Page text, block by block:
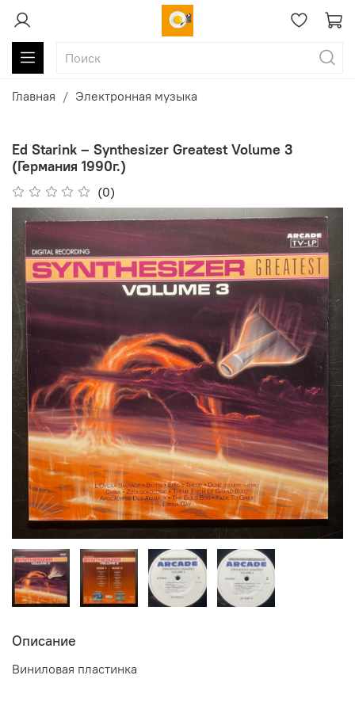
Главная Электронная музыка
Ed Starink ‎– Synthesizer Greatest Volume 3
(Германия 1990г.)
(0)
Описание
Виниловая пластинка